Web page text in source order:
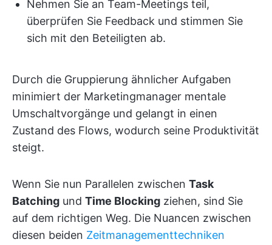
Nehmen Sie an Team-Meetings teil,
überprüfen Sie Feedback und stimmen Sie
sich mit den Beteiligten ab.
Durch die Gruppierung ähnlicher Aufgaben
minimiert der Marketingmanager mentale
Umschaltvorgänge und gelangt in einen
Zustand des Flows, wodurch seine Produktivität
steigt.
Wenn Sie nun Parallelen zwischen Task
Batching und Time Blocking ziehen, sind Sie
auf dem richtigen Weg. Die Nuancen zwischen
diesen beiden Zeitmanagementtechniken